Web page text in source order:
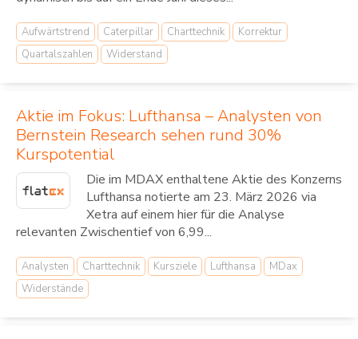
Aufwärtstrend Caterpillar Charttechnik
Korrektur
Quartalszahlen
Widerstand
Aktie im Fokus: Lufthansa – Analysten von
Bernstein Research sehen rund 30%
Kurspotential
Die im MDAX enthaltene Aktie des Konzerns
Lufthansa notierte am 23. März 2026 via
Xetra auf einem hier für die Analyse
relevanten Zwischentief von 6,99...
Analysten Charttechnik Kursziele Lufthansa
MDax
Widerstände